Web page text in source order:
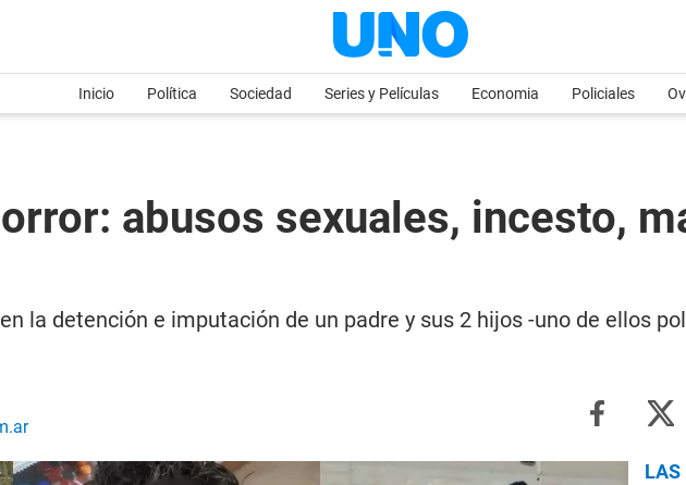
Inicio Política Sociedad Series y Películas Economia Policiales
abusos sexuales, incesto,
la detención e imputación de un padre y sus 2 hijos -uno de ellos
LAS